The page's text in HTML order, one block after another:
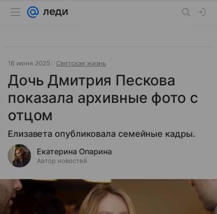
16 июня 2025 Светская жизнь
Дочь Дмитрия Пескова
показала архивные фото с
отцом
Елизавета опубликовала семейные кадры.
Екатерина Опарина
Автор новостей